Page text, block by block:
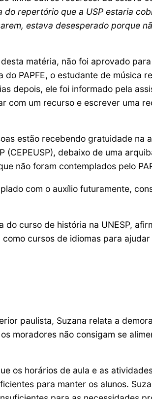
repertório que a USP estaria
estava desesperado porque
matéria, não foi aprovado
PAPFE, o estudante de
depois, ele foi informado pela
com um recurso e escrever uma
estão recebendo gratuidade
(CEPEUSP), debaixo de uma
não foram contemplados pelo
com o auxílio futuramente,
do curso de história na UNESP,
cursos de idiomas para
paulista, Suzana relata a
moradores não consigam se
os horários de aula e as
para manter os alunos.